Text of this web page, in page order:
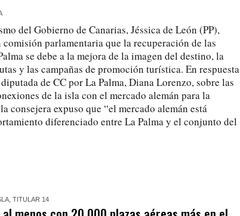
del Gobierno de Canarias, Jéssica de León (PP),
comisión parlamentaria que la recuperación de las
se debe a la mejora de la imagen del destino, la
y las campañas de promoción turística. En respuesta
de CC por La Palma, Diana Lorenzo, sobre las
de la isla con el mercado alemán para la
consejera expuso que “el mercado alemán está
diferenciado entre La Palma y el conjunto del
,TITULAR 14